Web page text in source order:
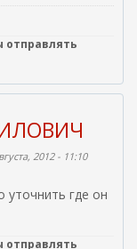
отправлять
2012 - 11:10
где он
отправлять